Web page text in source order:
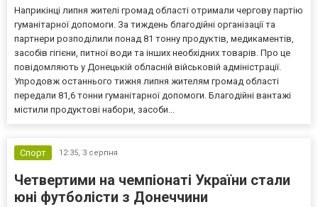
Наприкінці липня жителі громад області отримали чергову партію
гуманітарної допомоги. За тиждень благодійні організації та
партнери розподілили понад 81 тонну продуктів, медикаментів,
засобів гігієни, питної води та інших необхідних товарів. Про це
повідомляють у Донецькій обласній військовій адміністрації.
Упродовж останнього тижня липня жителям громад області
передали 81,6 тонни гуманітарної допомоги. Благодійні вантажі
містили продуктові набори, засоби...
Спорт 12:35, 3 серпня
Четвертими на чемпіонаті України стали
юні футболісти з Донеччини